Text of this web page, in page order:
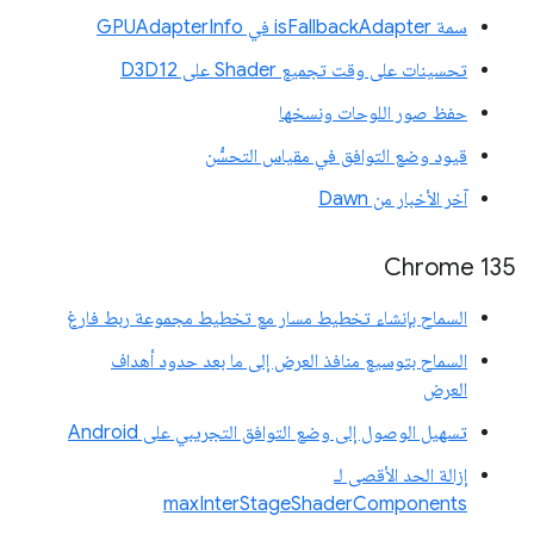
سمة isFallbackAdapter في GPUAdapterInfo
تحسينات على وقت تجميع Shader على D3D12
حفظ صور اللوحات ونسخها
قيود وضع التوافق في مقياس التحسُّن
آخر الأخبار من Dawn
Chrome 135
السماح بإنشاء تخطيط مسار مع تخطيط مجموعة ربط فارغ
السماح بتوسيع منافذ العرض إلى ما بعد حدود أهداف
العرض
تسهيل الوصول إلى وضع التوافق التجريبي على Android
إزالة الحد الأقصى لـ
maxInterStageShaderComponents